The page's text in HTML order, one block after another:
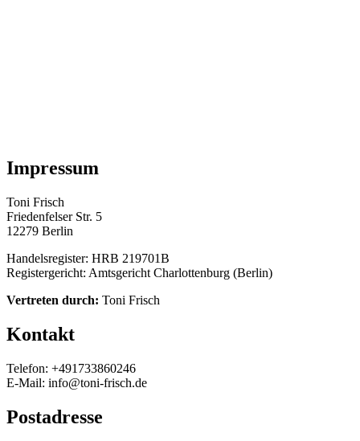
Impressum
Toni Frisch
Friedenfelser Str. 5
12279 Berlin
Handelsregister: HRB 219701B
Registergericht: Amtsgericht Charlottenburg (Berlin)
Vertreten durch: Toni Frisch
Kontakt
Telefon: +491733860246
E-Mail: info@toni-frisch.de
Postadresse